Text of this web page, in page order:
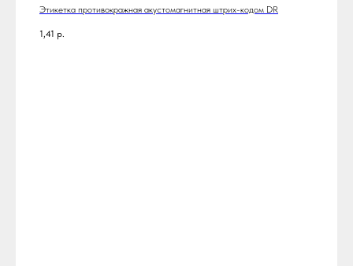
Этикетка противокражная акустомагнитная штрих-кодом DR
1,41 р.